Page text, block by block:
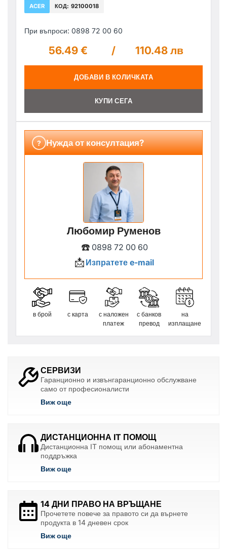
ACER КОД: 92100018
При въпроси: 0898 72 00 60
56.49 € / 110.48 лв
ДОБАВИ В КОЛИЧКАТА
КУПИ СЕГА
? Нужда от консултация?
Любомир Руменов
☎️ 0898 72 00 60
📩 Изпратете e-mail
в брой с карта
с наложен
платеж
с банков
превод
на
изплащане
СЕРВИЗИ
Гаранционно и извънгаранционно обслужване
само от професионалисти
Виж още
ДИСТАНЦИОННА IT ПОМОЩ
Дистанционна IT помощ или абонаментна
поддръжка
Виж още
14 ДНИ ПРАВО НА ВРЪЩАНЕ
Прочетете повече за правото си да върнете
продукта в 14 дневен срок
Виж още